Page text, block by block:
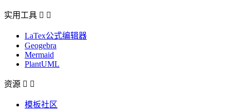
实用工具  
LaTex公式编辑器
Geogebra
Mermaid
PlantUML
资源  
模板社区